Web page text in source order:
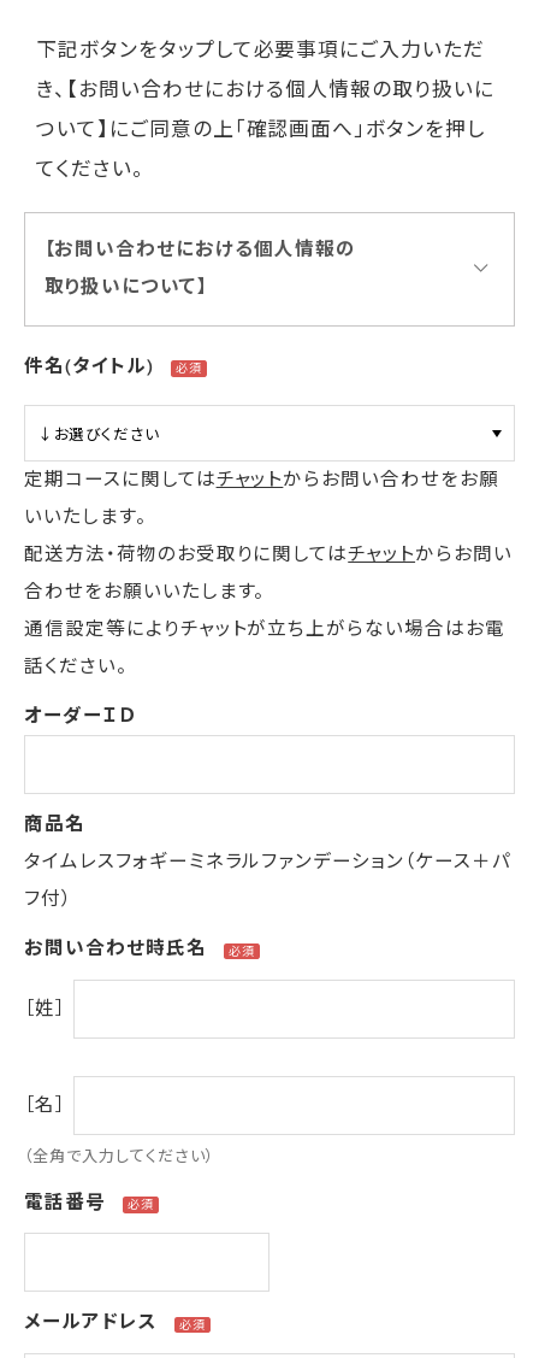
下記ボタンをタップして必要事項にご入力いただ
き、【お問い合わせにおける個人情報の取り扱いに
ついて】にご同意の上「確認画面へ」ボタンを押し
てください。
【お問い合わせにおける個人情報の
取り扱いについて】
件名(タイトル)
定期コースに関してはチャットからお問い合わせをお願
いいたします。
配送方法・荷物のお受取りに関してはチャットからお問い
合わせをお願いいたします。
通信設定等によりチャットが立ち上がらない場合はお電
話ください。
オーダーＩＤ
商品名
タイムレスフォギーミネラルファンデーション（ケース＋パ
フ付）
お問い合わせ時氏名
［姓］
［名］
（全角で入力してください）
電話番号
メールアドレス